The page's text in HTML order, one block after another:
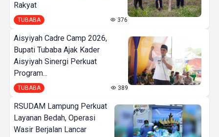
Rakyat
TUBABA 376
Aisyiyah Cadre Camp 2026,
Bupati Tubaba Ajak Kader
Aisyiyah Sinergi Perkuat
Program...
TUBABA 389
RSUDAM Lampung Perkuat
Layanan Bedah, Operasi
Wasir Berjalan Lancar